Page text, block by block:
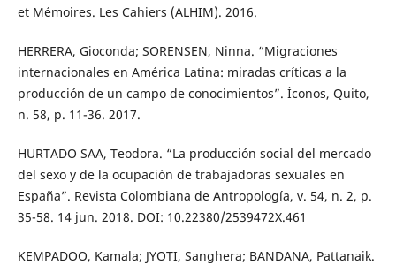
et Mémoires. Les Cahiers (ALHIM). 2016.
HERRERA, Gioconda; SORENSEN, Ninna. “Migraciones
internacionales en América Latina: miradas críticas a la
producción de un campo de conocimientos”. Íconos, Quito,
n. 58, p. 11-36. 2017.
HURTADO SAA, Teodora. “La producción social del mercado
del sexo y de la ocupación de trabajadoras sexuales en
España”. Revista Colombiana de Antropología, v. 54, n. 2, p.
35-58. 14 jun. 2018. DOI: 10.22380/2539472X.461
KEMPADOO, Kamala; JYOTI, Sanghera; BANDANA, Pattanaik.